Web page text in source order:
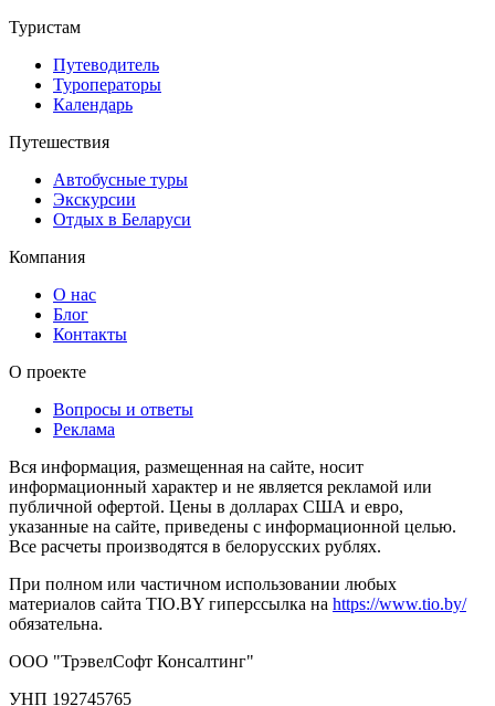
Туристам
Путеводитель
Туроператоры
Календарь
Путешествия
Автобусные туры
Экскурсии
Отдых в Беларуси
Компания
О нас
Блог
Контакты
О проекте
Вопросы и ответы
Реклама
Вся информация, размещенная на сайте, носит
информационный характер и не является рекламой или
публичной офертой. Цены в долларах США и евро,
указанные на сайте, приведены с информационной целью.
Все расчеты производятся в белорусских рублях.
При полном или частичном использовании любых
материалов сайта TIO.BY гиперссылка на https://www.tio.by/
обязательна.
ООО "ТрэвелСофт Консалтинг"
УНП 192745765